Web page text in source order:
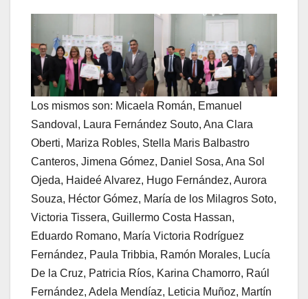
Los mismos son: Micaela Román, Emanuel
Sandoval, Laura Fernández Souto, Ana Clara
Oberti, Mariza Robles, Stella Maris Balbastro
Canteros, Jimena Gómez, Daniel Sosa, Ana Sol
Ojeda, Haideé Alvarez, Hugo Fernández, Aurora
Souza, Héctor Gómez, María de los Milagros Soto,
Victoria Tissera, Guillermo Costa Hassan,
Eduardo Romano, María Victoria Rodríguez
Fernández, Paula Tribbia, Ramón Morales, Lucía
De la Cruz, Patricia Ríos, Karina Chamorro, Raúl
Fernández, Adela Mendíaz, Leticia Muñoz, Martín